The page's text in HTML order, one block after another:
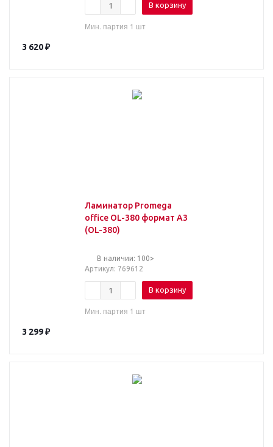
В корзину
Мин. партия 1 шт
3 620₽
Ламинатор Promega
office OL-380 формат А3
(OL-380)
В наличии: 100>
Артикул: 769612
В корзину
Мин. партия 1 шт
3 299₽